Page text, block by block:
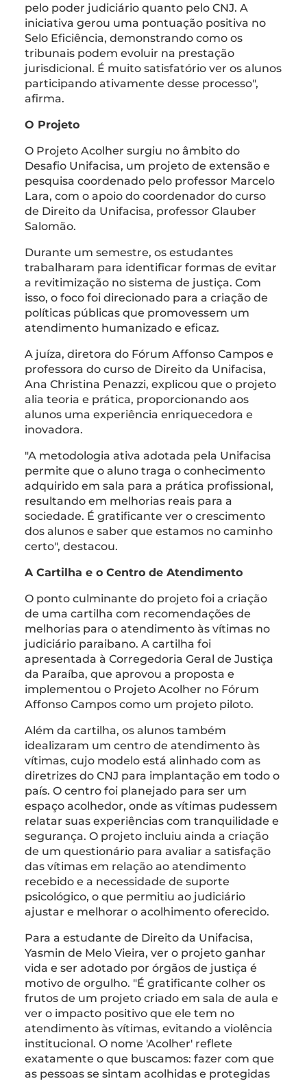
pelo poder judiciário quanto pelo CNJ. A
iniciativa gerou uma pontuação positiva no
Selo Eficiência, demonstrando como os
tribunais podem evoluir na prestação
jurisdicional. É muito satisfatório ver os alunos
participando ativamente desse processo",
afirma.
O Projeto
O Projeto Acolher surgiu no âmbito do
Desafio Unifacisa, um projeto de extensão e
pesquisa coordenado pelo professor Marcelo
Lara, com o apoio do coordenador do curso
de Direito da Unifacisa, professor Glauber
Salomão.
Durante um semestre, os estudantes
trabalharam para identificar formas de evitar
a revitimização no sistema de justiça. Com
isso, o foco foi direcionado para a criação de
políticas públicas que promovessem um
atendimento humanizado e eficaz.
A juíza, diretora do Fórum Affonso Campos e
professora do curso de Direito da Unifacisa,
Ana Christina Penazzi, explicou que o projeto
alia teoria e prática, proporcionando aos
alunos uma experiência enriquecedora e
inovadora.
"A metodologia ativa adotada pela Unifacisa
permite que o aluno traga o conhecimento
adquirido em sala para a prática profissional,
resultando em melhorias reais para a
sociedade. É gratificante ver o crescimento
dos alunos e saber que estamos no caminho
certo", destacou.
A Cartilha e o Centro de Atendimento
O ponto culminante do projeto foi a criação
de uma cartilha com recomendações de
melhorias para o atendimento às vítimas no
judiciário paraibano. A cartilha foi
apresentada à Corregedoria Geral de Justiça
da Paraíba, que aprovou a proposta e
implementou o Projeto Acolher no Fórum
Affonso Campos como um projeto piloto.
Além da cartilha, os alunos também
idealizaram um centro de atendimento às
vítimas, cujo modelo está alinhado com as
diretrizes do CNJ para implantação em todo o
país. O centro foi planejado para ser um
espaço acolhedor, onde as vítimas pudessem
relatar suas experiências com tranquilidade e
segurança. O projeto incluiu ainda a criação
de um questionário para avaliar a satisfação
das vítimas em relação ao atendimento
recebido e a necessidade de suporte
psicológico, o que permitiu ao judiciário
ajustar e melhorar o acolhimento oferecido.
Para a estudante de Direito da Unifacisa,
Yasmin de Melo Vieira, ver o projeto ganhar
vida e ser adotado por órgãos de justiça é
motivo de orgulho. "É gratificante colher os
frutos de um projeto criado em sala de aula e
ver o impacto positivo que ele tem no
atendimento às vítimas, evitando a violência
institucional. O nome 'Acolher' reflete
exatamente o que buscamos: fazer com que
as pessoas se sintam acolhidas e protegidas